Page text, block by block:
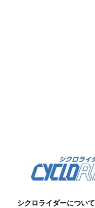
シクロライダーについて